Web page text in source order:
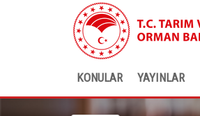
KONULAR YAYINLAR